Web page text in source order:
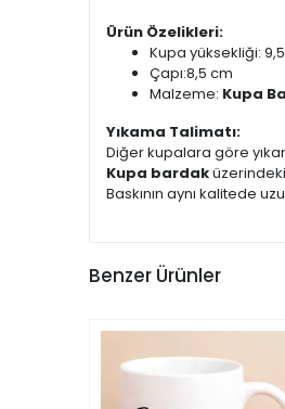
Ürün Özelikleri:
Kupa yüksekliği:
Çapı:8,5 cm
Malzeme: Kupa
Yıkama Talimatı:
Diğer kupalara göre
Kupa bardak
Baskının aynı kalitede
Benzer Ürünler